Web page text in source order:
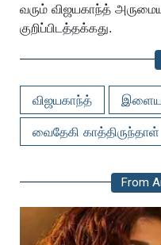
வரும் விஜயகாந்த்
குறிப்பிடத்தக்கது.
விஜயகாந்த்
வைதேகி காத்திருந்தாள்
From